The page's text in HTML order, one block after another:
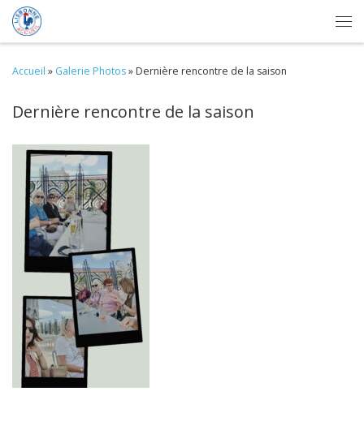
Skip to content
Accueil » Galerie Photos» Dernière rencontre de la saison
Dernière rencontre de la saison